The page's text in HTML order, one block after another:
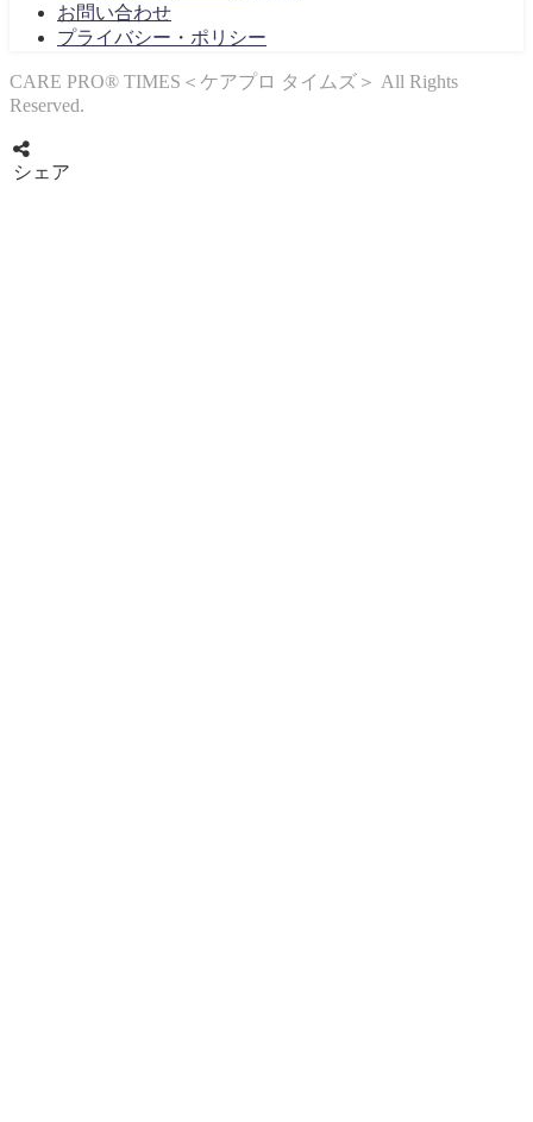
お問い合わせ
プライバシー・ポリシー
CARE PRO®︎ TIMES＜ケアプロ タイムズ＞ All Rights
Reserved.
シェア